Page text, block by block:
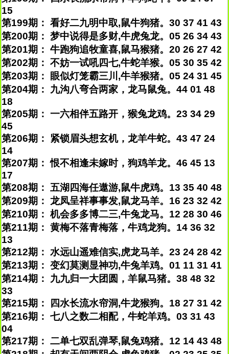
15
第199期： 看好二九明中取,鼠牛狗猪。30 37 41 43
第200期： 梦中说得是多财,牛虎兔龙。05 26 34 43
第201期： 牛跑狗追牧童喜,鼠马猴猪。20 26 27 42
第202期： 不妨一试吼四七,牛蛇羊猴。05 30 35 42
第203期： 眼似灯笼霸三川,牛羊猴猪。05 24 31 45
第204期： 九沟八弯合两家，龙马鼠兔。44 01 48
18
第205期： 一六相伴五路开，猴兔龙鸡。23 34 29
45
第206期： 紧锁眉头想玄机，龙羊牛蛇。43 47 24
14
第207期： 恨不相逢未嫁时，狗鸡羊龙。46 45 13
17
第208期： 五湖四海任遨游,鼠牛虎鸡。13 35 40 48
第209期： 龙凤呈祥事事发,鼠龙马羊。16 23 32 42
第210期： 机会多多博二三,牛兔龙马。12 28 30 46
第211期： 黄梅不落青梅落，牛鸡龙狗。14 36 32
13
第212期： 水远山遥难信实,虎龙马羊。23 24 28 42
第213期： 变幻莫测显神功,牛兔羊鸡。01 11 31 41
第214期： 九九归一大团圆，羊鼠马猪。38 48 32
33
第215期： 四水长流水帘洞,牛龙猴狗。18 27 31 42
第216期： 七八之数二相配，牛蛇羊鸡。03 31 43
04
第217期： 二单七双乱弹琴,鼠兔鸡猪。12 14 43 48